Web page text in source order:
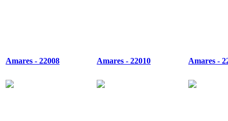
Amares - 22008 Amares - 22010 Amares -